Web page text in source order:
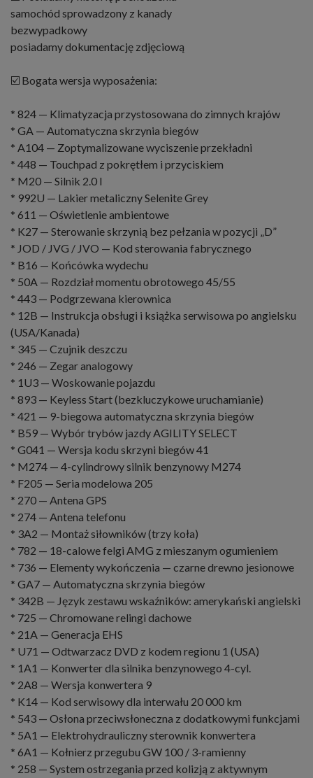
samochód sprowadzony z kanady
bezwypadkowy
posiadamy dokumentację zdjęciową
☑️ Bogata wersja wyposażenia:
* 824 — Klimatyzacja przystosowana do zimnych krajów
* GA — Automatyczna skrzynia biegów
* A104 — Zoptymalizowane wyciszenie przekładni
* 448 — Touchpad z pokrętłem i przyciskiem
* M20 — Silnik 2.0 l
* 992U — Lakier metaliczny Selenite Grey
* 611 — Oświetlenie ambientowe
* K27 — Sterowanie skrzynią bez pełzania w pozycji „D”
* JOD / JVG / JVO — Kod sterowania fabrycznego
* B16 — Końcówka wydechu
* 50A — Rozdział momentu obrotowego 45/55
* 443 — Podgrzewana kierownica
* 12B — Instrukcja obsługi i książka serwisowa po angielsku
(USA/Kanada)
* 345 — Czujnik deszczu
* 246 — Zegar analogowy
* 1U3 — Woskowanie pojazdu
* 893 — Keyless Start (bezkluczykowe uruchamianie)
* 421 — 9-biegowa automatyczna skrzynia biegów
* B59 — Wybór trybów jazdy AGILITY SELECT
* G041 — Wersja kodu skrzyni biegów 41
* M274 — 4-cylindrowy silnik benzynowy M274
* F205 — Seria modelowa 205
* 270 — Antena GPS
* 274 — Antena telefonu
* 3A2 — Montaż siłowników (trzy koła)
* 782 — 18-calowe felgi AMG z mieszanym ogumieniem
* 736 — Elementy wykończenia — czarne drewno jesionowe
* GA7 — Automatyczna skrzynia biegów
* 342B — Język zestawu wskaźników: amerykański angielski
* 725 — Chromowane relingi dachowe
* 21A — Generacja EHS
* U71 — Odtwarzacz DVD z kodem regionu 1 (USA)
* 1A1 — Konwerter dla silnika benzynowego 4-cyl.
* 2A8 — Wersja konwertera 9
* K14 — Kod serwisowy dla interwału 20 000 km
* 543 — Osłona przeciwsłoneczna z dodatkowymi funkcjami
* 5A1 — Elektrohydrauliczny sterownik konwertera
* 6A1 — Kołnierz przegubu GW 100 / 3-ramienny
* 258 — System ostrzegania przed kolizją z aktywnym